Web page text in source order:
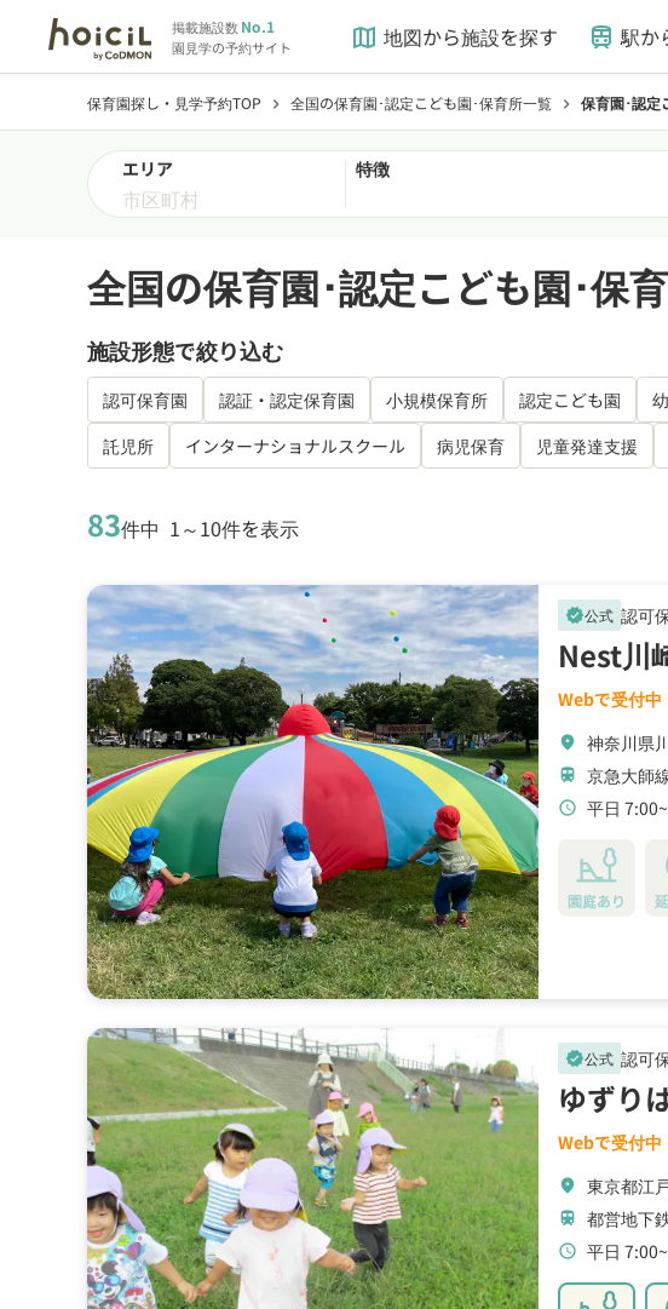
掲載施設数No.1
園見学の予約サイト map 地図から施設を探す train 駅か
保育園探し・見学予約TOP chevron_right 全国の保育園･認定こども園･保育所一覧 chevron_right 保育園･認定
エリア 特徴
全国の保育園･認定こども園･保
施設形態で絞り込む
認可保育園 認証・認定保育園 小規模保育所 認定こども園
託児所
インターナショナルスクール 病児保育 児童発達支援
83件中 1～10件を表示
verified公式 認可
Nest川
Webで受付中
location_on 神奈川県
train 京急大師
schedule 平日
園庭あり
verified公式 認可
ゆずり
Webで受付中
location_on 東京都江
train 都営地下
schedule 平日